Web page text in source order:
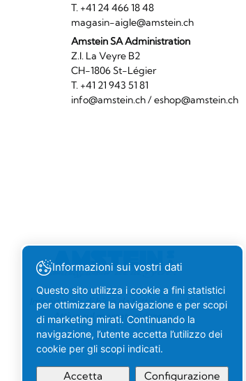
T. +41 24 466 18 48
magasin-aigle@amstein.ch
Amstein SA Administration
Z.I. La Veyre B2
CH-1806 St-Légier
T. +41 21 943 51 81
info@amstein.ch/eshop@amstein.ch
Importatore di birre da tutto il mondo.
Attivo sul mercato svizzero.
Informazioni sui vostri dati
Questo sito utilizza i cookie a fini statistici
per ottimizzare la navigazione e per scopi
di marketing mirati. Continuando la
navigazione, l’utente accetta l’utilizzo dei
cookie per gli scopi indicati.
Accetta Configurazione